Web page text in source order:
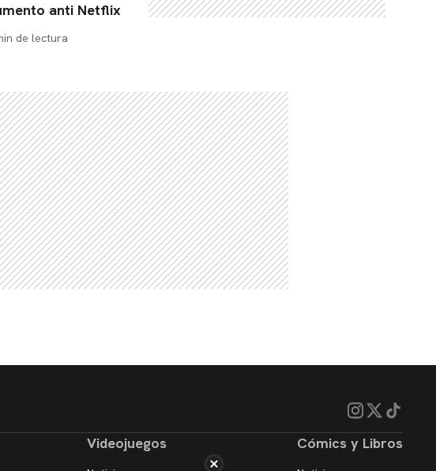
anti Netflix
de lectura
Videojuegos Cómics y Libros